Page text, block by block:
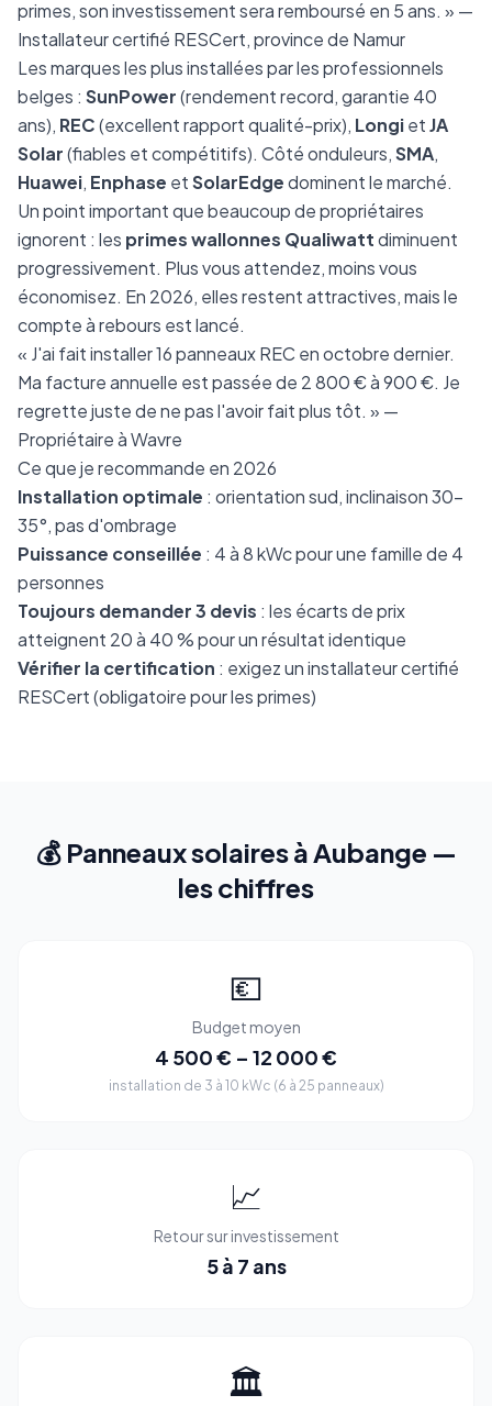
primes, son investissement sera remboursé en 5 ans. » —
Installateur certifié RESCert, province de Namur
Les marques les plus installées par les professionnels
belges : SunPower(rendement record, garantie 40
ans), REC(excellent rapport qualité-prix), LongietJA
Solar(fiables et compétitifs). Côté onduleurs,SMA,
Huawei, Enphase etSolarEdgedominent le marché.
Un point important que beaucoup de propriétaires
ignorent : les primes wallonnes Qualiwattdiminuent
progressivement. Plus vous attendez, moins vous
économisez. En 2026, elles restent attractives, mais le
compte à rebours est lancé.
« J'ai fait installer 16 panneaux REC en octobre dernier.
Ma facture annuelle est passée de 2 800 € à 900 €. Je
regrette juste de ne pas l'avoir fait plus tôt. » —
Propriétaire à Wavre
Ce que je recommande en 2026
Installation optimale : orientation sud, inclinaison 30-
35°, pas d'ombrage
Puissance conseillée : 4 à 8 kWc pour une famille de 4
personnes
Toujours demander 3 devis : les écarts de prix
atteignent 20 à 40 % pour un résultat identique
Vérifier la certification : exigez un installateur certifié
RESCert (obligatoire pour les primes)
💰 Panneaux solaires à Aubange —
les chiffres
💶
Budget moyen
4 500 € – 12 000 €
installation de 3 à 10 kWc (6 à 25 panneaux)
📈
Retour sur investissement
5 à 7 ans
🏛️